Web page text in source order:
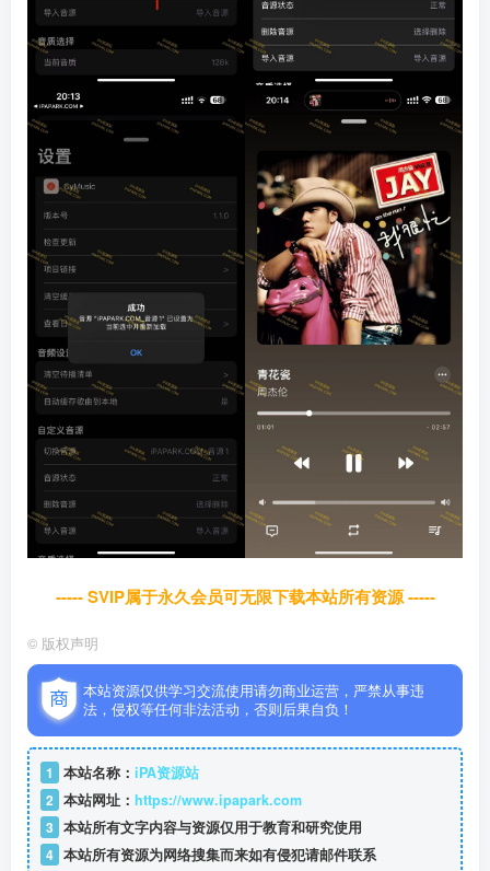
----- SVIP属于永久会员可无限下载本站所有资源 -----
© 版权声明
本站资源仅供学习交流使用请勿商业运营，严禁从事违
法，侵权等任何非法活动，否则后果自负！
1 本站名称： iPA资源站
2 本站网址： https://www.ipapark.com
3 本站所有文字内容与资源仅用于教育和研究使用
4 本站所有资源为网络搜集而来如有侵犯请邮件联系